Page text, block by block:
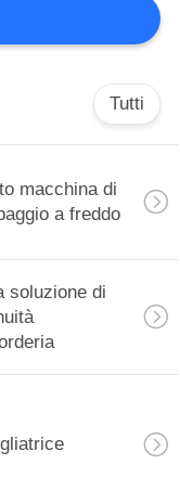
Tutti
macchina di
a freddo
soluzione di